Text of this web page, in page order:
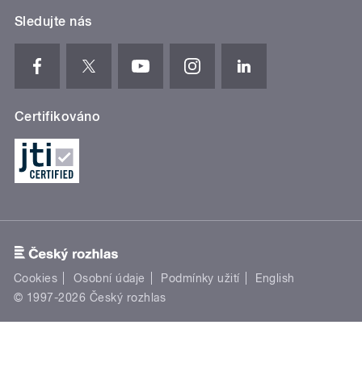
Sledujte nás
Certifikováno
Cookies Osobní údaje Podmínky užití
English
© 1997-2026 Český rozhlas